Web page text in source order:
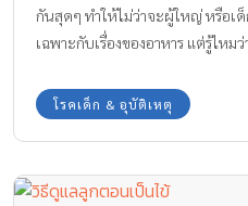
กันสุดๆ ทำให้ไม่ว่าจะผู้ใหญ่ หรือเ
เฉพาะกับเรื่องของอาหาร แต่รู้ไหม
ระวังสุขภาพลูกจากโรคท้องร่วง ที่เ
กับอาหารและน้ำดื่ม
โรคเด็ก & อุบัติเหตุ